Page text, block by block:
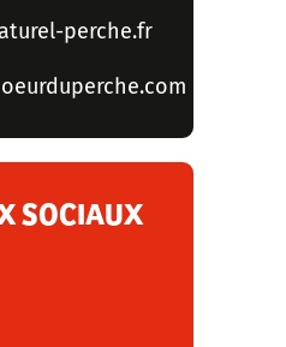
perche.fr
SOCIAUX